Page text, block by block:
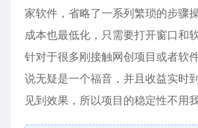
家软件，省略了一系列繁琐的步骤
成本也最低化，只需要打开窗口和
针对于很多刚接触网创项目或者软
说无疑是一个福音，并且收益实时
见到效果，所以项目的稳定性不用